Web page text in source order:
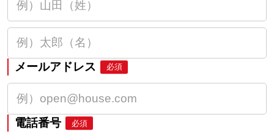
メールアドレス 必須
電話番号 必須